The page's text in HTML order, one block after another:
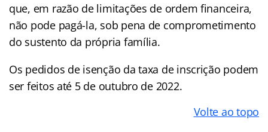
que, em razão de limitações de ordem financeira,
não pode pagá-la, sob pena de comprometimento
do sustento da própria família.
Os pedidos de isenção da taxa de inscrição podem
ser feitos até 5 de outubro de 2022.
Volte ao topo